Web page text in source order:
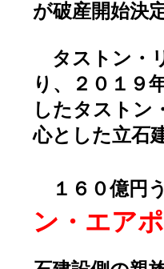
が破産開始決
タストン・
り、２０１９
したタストン
心とした立石
１６０億円
ン・エア